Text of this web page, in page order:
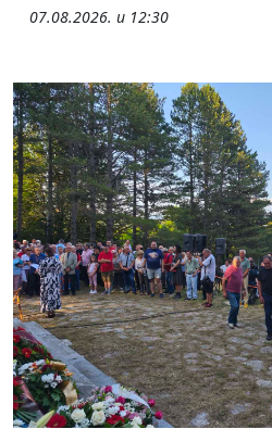
07.08.2026. u 12:30